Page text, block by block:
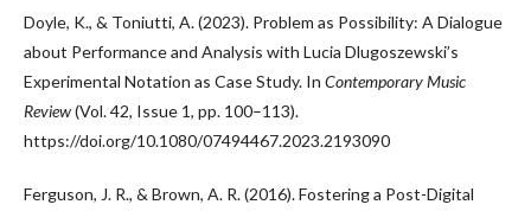
Doyle, K., & Toniutti, A. (2023). Problem as Possibility: A Dialogue
about Performance and Analysis with Lucia Dlugoszewski’s
Experimental Notation as Case Study. In Contemporary Music
Review(Vol. 42, Issue 1, pp. 100–113).
https://doi.org/10.1080/07494467.2023.2193090
Ferguson, J. R., & Brown, A. R. (2016). Fostering a Post-Digital